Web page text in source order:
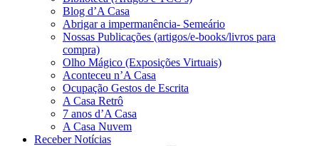
Blog d’A Casa
Abrigar a impermanência- Semeário
Nossas Publicações (artigos/e-books/livros para
compra)
Olho Mágico (Exposições Virtuais)
Aconteceu n’A Casa
Ocupação Gestos de Escrita
A Casa Retrô
7 anos d’A Casa
A Casa Nuvem
Receber Notícias